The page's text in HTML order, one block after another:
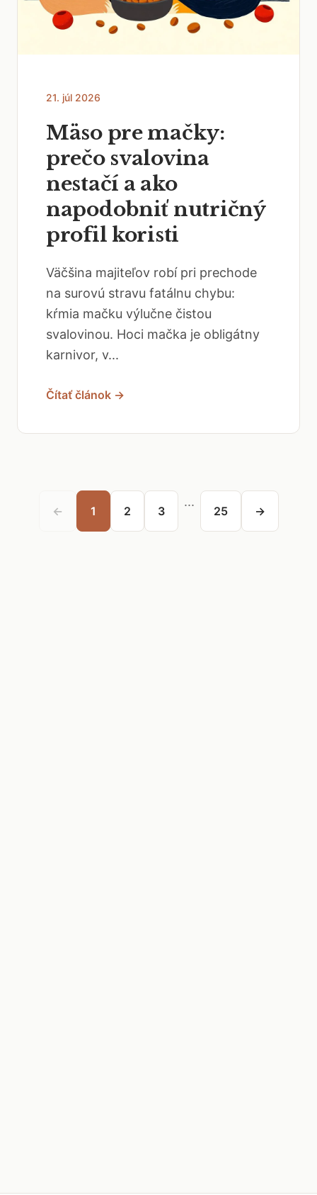
21. júl 2026
Mäso pre mačky:
prečo svalovina
nestačí a ako
napodobniť nutričný
profil koristi
Väčšina majiteľov robí pri prechode
na surovú stravu fatálnu chybu:
kŕmia mačku výlučne čistou
svalovinou. Hoci mačka je obligátny
karnivor, v...
Čítať článok →
← 1 2 3
...
25 →